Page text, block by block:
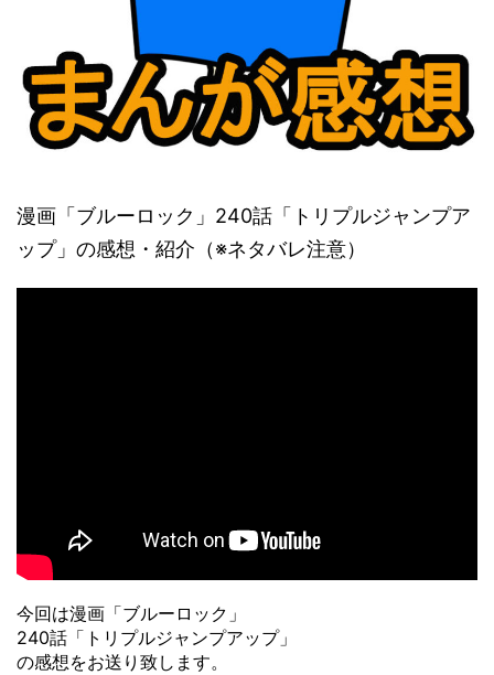
漫画「ブルーロック」240話「トリプルジャンプア
ップ」の感想・紹介（※ネタバレ注意）
今回は漫画「ブルーロック」
240話「トリプルジャンプアップ」
の感想をお送り致します。